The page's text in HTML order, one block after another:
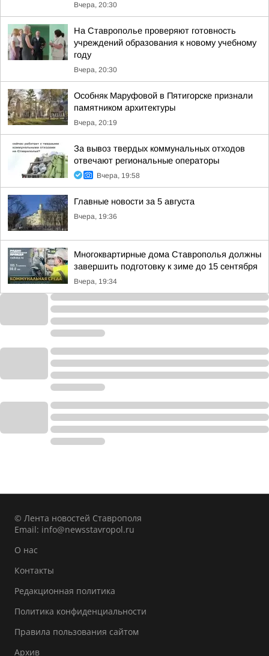
Вчера, 20:30
На Ставрополье проверяют готовность
учреждений образования к новому учебному
году
Вчера, 20:30
Особняк Маруфовой в Пятигорске признали
памятником архитектуры
Вчера, 20:19
За вывоз твердых коммунальных отходов
отвечают региональные операторы
Вчера, 19:58
Главные новости за 5 августа
Вчера, 19:36
Многоквартирные дома Ставрополья должны
завершить подготовку к зиме до 15 сентября
Вчера, 19:34
© Лента новостей Ставрополя
Email: info@newsstavropol.ru
О нас
Контакты
Редакционная политика
Политика конфиденциальности
Правила пользования сайтом
Архив